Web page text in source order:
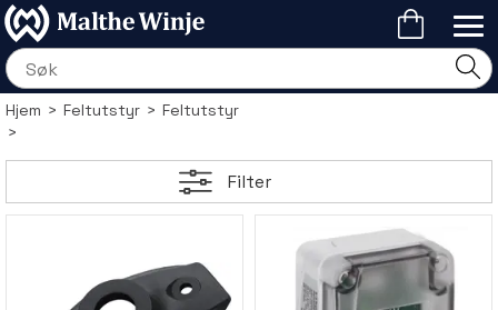
Hjem>Feltutstyr>Feltutstyr
>
Filter